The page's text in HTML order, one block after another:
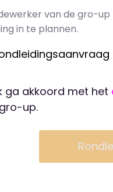
van de gro-
in te plannen.
ga akkoord met het
up.